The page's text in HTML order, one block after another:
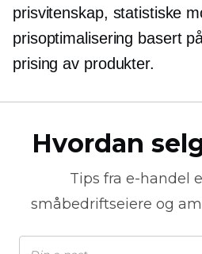
prisvitenskap, statistiske
prisoptimalisering basert
prising av produkter.
Hvordan
Tips fra e-handel
småbedriftseiere og